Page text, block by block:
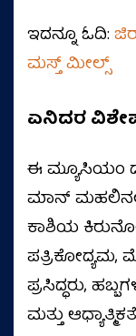
ಇದನ್ನೂ ಓದಿ:
ಮಸ್ತ್‌ ಮೀಲ್ಸ್‌
ಏನಿದರ
ಈ ಮ್ಯೂಸಿಯಂ
ಮಾನ್
ಕಾಶಿಯ
ಪತ್ರಿಕೋದ್ಯಮ,
ಪ್ರಸಿದ್ಧರು,
ಮತ್ತು